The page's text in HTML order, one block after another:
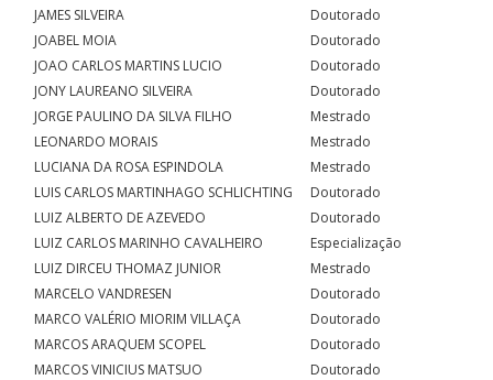
JAMES SILVEIRA
Doutorado
JOABEL MOIA
Doutorado
JOAO CARLOS MARTINS LUCIO
Doutorado
JONY LAUREANO SILVEIRA
Doutorado
JORGE PAULINO DA SILVA FILHO
Mestrado
LEONARDO MORAIS
Mestrado
LUCIANA DA ROSA ESPINDOLA
Mestrado
LUIS CARLOS MARTINHAGO SCHLICHTING
Doutorado
LUIZ ALBERTO DE AZEVEDO
Doutorado
LUIZ CARLOS MARINHO CAVALHEIRO
Especialização
LUIZ DIRCEU THOMAZ JUNIOR
Mestrado
MARCELO VANDRESEN
Doutorado
MARCO VALÉRIO MIORIM VILLAÇA
Doutorado
MARCOS ARAQUEM SCOPEL
Doutorado
MARCOS VINICIUS MATSUO
Doutorado